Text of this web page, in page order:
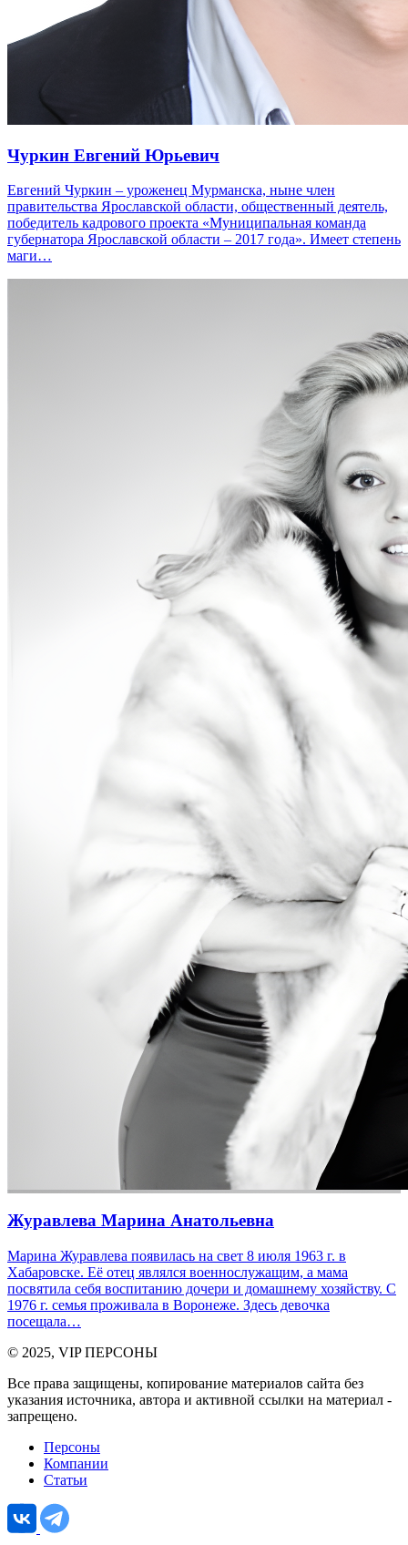
Чуркин Евгений Юрьевич
Евгений Чуркин – уроженец Мурманска, ныне член
правительства Ярославской области, общественный деятель,
победитель кадрового проекта «Муниципальная команда
губернатора Ярославской области – 2017 года». Имеет степень
маги…
Журавлева Марина Анатольевна
Марина Журавлева появилась на свет 8 июля 1963 г. в
Хабаровске. Её отец являлся военнослужащим, а мама
посвятила себя воспитанию дочери и домашнему хозяйству. С
1976 г. семья проживала в Воронеже. Здесь девочка
посещала…
© 2025, VIP ПЕРСОНЫ
Все права защищены, копирование материалов сайта без
указания источника, автора и активной ссылки на материал -
запрещено.
Персоны
Компании
Статьи